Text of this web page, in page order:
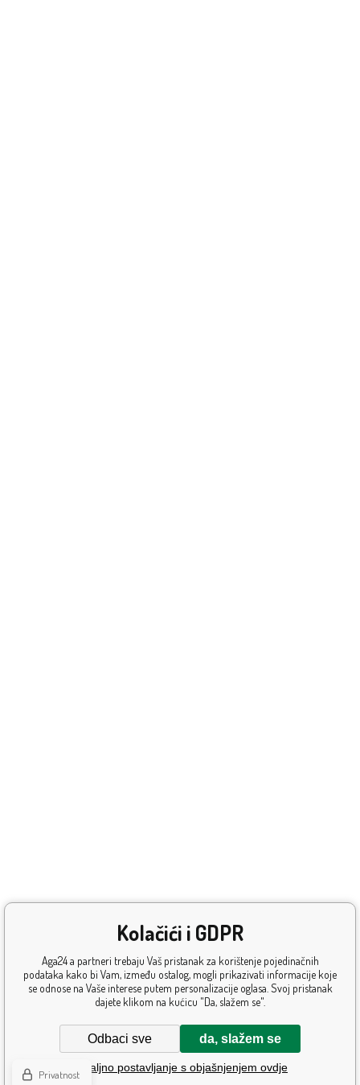
Kolačići i GDPR
Aga24 a partneri trebaju Vaš pristanak za korištenje pojedinačnih
podataka kako bi Vam, između ostalog, mogli prikazivati informacije koje
se odnose na Vaše interese putem personalizacije oglasa. Svoj pristanak
dajete klikom na kućicu "Da, slažem se".
Odbaci sve da, slažem se
Detaljno postavljanje s objašnjenjem ovdje
Privatnost